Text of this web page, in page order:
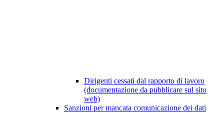
Dirigenti cessati dal rapporto di lavoro
(documentazione da pubblicare sul sito
web)
Sanzioni per mancata comunicazione dei dati